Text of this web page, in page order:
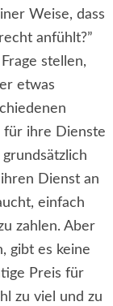
Weise, dass
anfühlt?”
stellen,
etwas
für ihre Dienste
Dienst an
einfach
zahlen. Aber
gibt es keine
Preis für
zu viel und zu